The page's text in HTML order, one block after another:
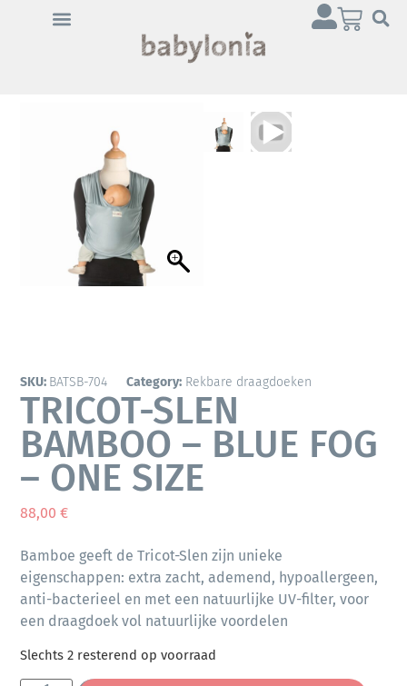
SKU: BATSB-704 Category: Rekbare draagdoeken
TRICOT-SLEN
BAMBOO – BLUE FOG
– ONE SIZE
88,00€
Bamboe geeft de Tricot-Slen zijn unieke
eigenschappen: extra zacht, ademend, hypoallergeen,
anti-bacterieel en met een natuurlijke UV-filter, voor
een draagdoek vol natuurlijke voordelen
Slechts 2 resterend op voorraad
Klik op 'Ik ga akkoord' om